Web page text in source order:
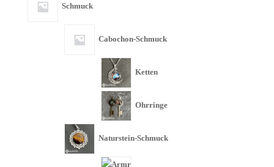
Schmuck
Cabochon-Schmuck
Ketten
Ohrringe
Naturstein-Schmuck